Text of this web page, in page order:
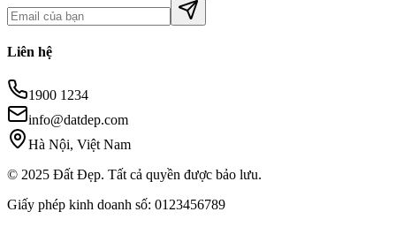
Liên hệ
1900 1234
info@datdep.com
Hà Nội, Việt Nam
© 2025 Đất Đẹp. Tất cả quyền được bảo lưu.
Giấy phép kinh doanh số: 0123456789